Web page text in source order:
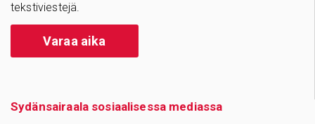
tekstiviestejä.
Varaa aika
Sydänsairaala sosiaalisessa mediassa